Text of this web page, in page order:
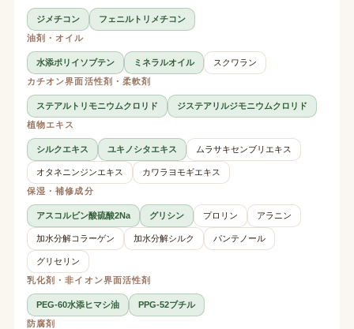
ジメチコン
フェニルトリメチコン
油剤・オイル
水添ポリイソブテン ミネラルオイル
スクワラン
カチオン界面活性剤・柔軟剤
ステアルトリモニウムクロリド
ジステアリルジモニウムクロリド
植物エキス
シルクエキス ユキノシタエキス ムラサキセンブリエキス
オタネニンジンエキス
カワラヨモギエキス
保湿・補修成分
アスコルビン酸硫酸2Na グリシン プロリン アラニン
加水分解コラーゲン 加水分解シルク パンテノール
グリセリン
乳化剤・非イオン界面活性剤
PEG-60水添ヒマシ油
PPG-52ブチル
防腐剤